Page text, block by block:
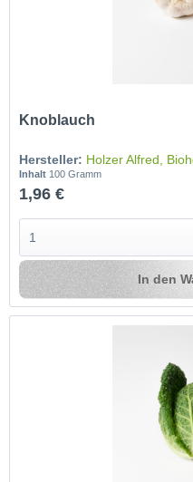
Knoblauch
Hersteller: Holzer Alfred,
Inhalt 100 Gramm
1,96 €
In den